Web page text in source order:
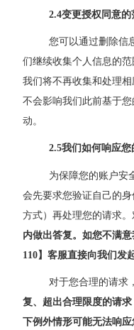
2.4变更授权同意的
您可以通过删除信
们继续收集个人信息的
我们将不再收集和处理
不会影响我们此前基于
动。
2.5我们如何响应您
为保障您的账户安
会先要求您验证自己的
方式）再处理您的请求
内做出答复。如您不满
110】客服直接向我们发
对于您合理的请求
复、超出合理限度的请
下例外情形可能无法响